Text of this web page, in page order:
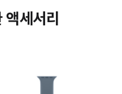
액세서리